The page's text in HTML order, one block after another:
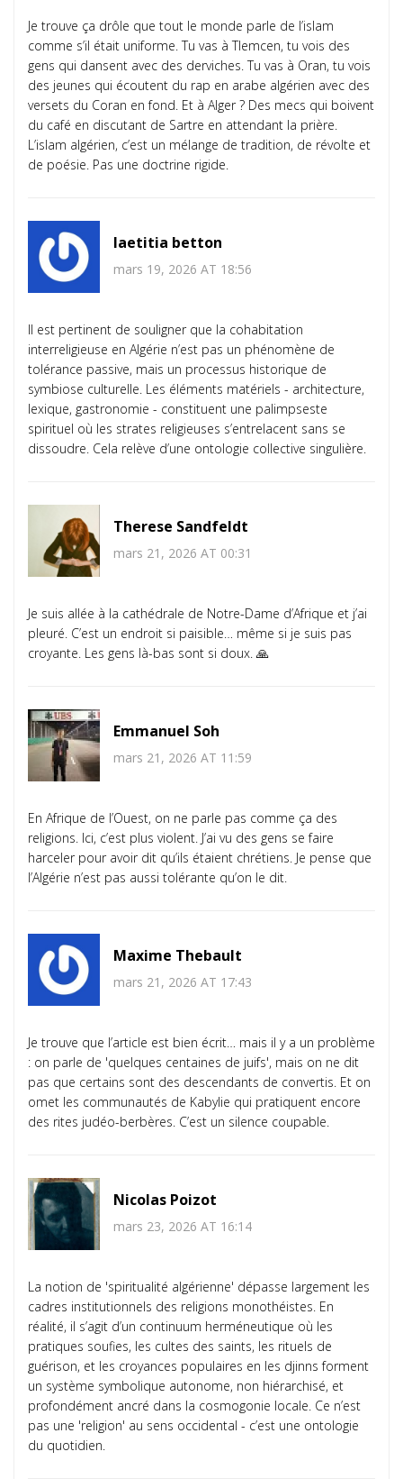
Je trouve ça drôle que tout le monde parle de l’islam
comme s’il était uniforme. Tu vas à Tlemcen, tu vois des
gens qui dansent avec des derviches. Tu vas à Oran, tu vois
des jeunes qui écoutent du rap en arabe algérien avec des
versets du Coran en fond. Et à Alger ? Des mecs qui boivent
du café en discutant de Sartre en attendant la prière.
L’islam algérien, c’est un mélange de tradition, de révolte et
de poésie. Pas une doctrine rigide.
laetitia betton
mars 19, 2026 AT 18:56
Il est pertinent de souligner que la cohabitation
interreligieuse en Algérie n’est pas un phénomène de
tolérance passive, mais un processus historique de
symbiose culturelle. Les éléments matériels - architecture,
lexique, gastronomie - constituent une palimpseste
spirituel où les strates religieuses s’entrelacent sans se
dissoudre. Cela relève d’une ontologie collective singulière.
Therese Sandfeldt
mars 21, 2026 AT 00:31
Je suis allée à la cathédrale de Notre-Dame d’Afrique et j’ai
pleuré. C’est un endroit si paisible… même si je suis pas
croyante. Les gens là-bas sont si doux. 🙏
Emmanuel Soh
mars 21, 2026 AT 11:59
En Afrique de l’Ouest, on ne parle pas comme ça des
religions. Ici, c’est plus violent. J’ai vu des gens se faire
harceler pour avoir dit qu’ils étaient chrétiens. Je pense que
l’Algérie n’est pas aussi tolérante qu’on le dit.
Maxime Thebault
mars 21, 2026 AT 17:43
Je trouve que l’article est bien écrit… mais il y a un problème
: on parle de 'quelques centaines de juifs', mais on ne dit
pas que certains sont des descendants de convertis. Et on
omet les communautés de Kabylie qui pratiquent encore
des rites judéo-berbères. C’est un silence coupable.
Nicolas Poizot
mars 23, 2026 AT 16:14
La notion de 'spiritualité algérienne' dépasse largement les
cadres institutionnels des religions monothéistes. En
réalité, il s’agit d’un continuum herméneutique où les
pratiques soufies, les cultes des saints, les rituels de
guérison, et les croyances populaires en les djinns forment
un système symbolique autonome, non hiérarchisé, et
profondément ancré dans la cosmogonie locale. Ce n’est
pas une 'religion' au sens occidental - c’est une ontologie
du quotidien.